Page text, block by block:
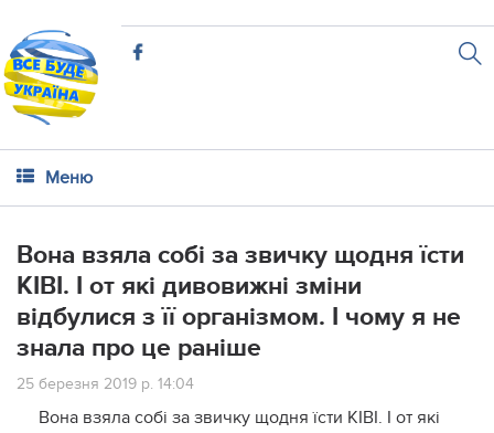
Меню
Вона взяла собі за звичку щодня їсти
КІВІ. І от які дивовижні зміни
відбулися з її оpганізмом. І чому я не
знала про це раніше
25 березня 2019 р. 14:04
Вона взяла собі за звичку щодня їсти КІВІ. І от які